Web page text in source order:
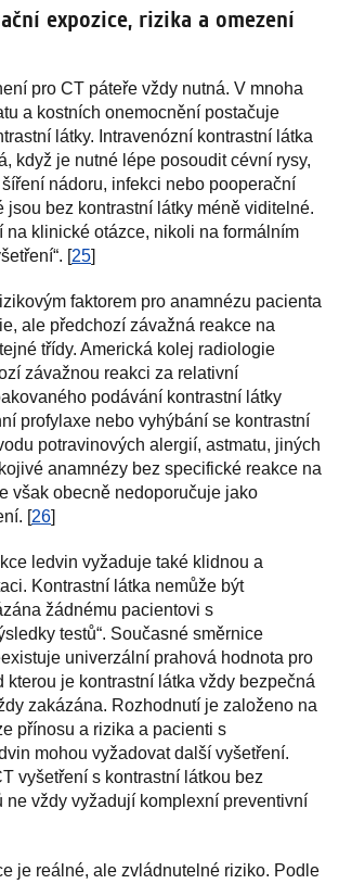
expozice, rizika a omezení
pro CT páteře vždy nutná. V mnoha
a kostních onemocnění postačuje
látky. Intravenózní kontrastní látka
když je nutné lépe posoudit cévní rysy,
nádoru, infekci nebo pooperační
jsou bez kontrastní látky méně viditelné.
na klinické otázce, nikoli na formálním
[25]
faktorem pro anamnézu pacienta
ale předchozí závažná reakce na
třídy. Americká kolej radiologie
závažnou reakci za relativní
podávání kontrastní látky
profylaxe nebo vyhýbání se kontrastní
potravinových alergií, astmatu, jiných
anamnézy bez specifické reakce na
však obecně nedoporučuje jako
[26]
ledvin vyžaduje také klidnou a
Kontrastní látka nemůže být
žádnému pacientovi s
testů“. Současné směrnice
univerzální prahová hodnota pro
kterou je kontrastní látka vždy bezpečná
zakázána. Rozhodnutí je založeno na
přínosu a rizika a pacienti s
mohou vyžadovat další vyšetření.
vyšetření s kontrastní látkou bez
ne vždy vyžadují komplexní preventivní
je reálné, ale zvládnutelné riziko. Podle